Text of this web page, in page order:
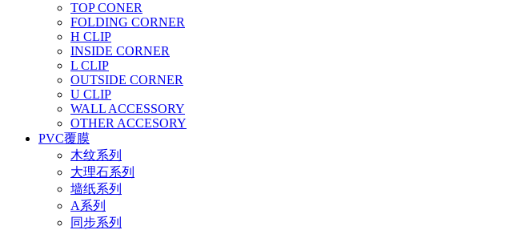
TOP CONER
FOLDING CORNER
H CLIP
INSIDE CORNER
L CLIP
OUTSIDE CORNER
U CLIP
WALL ACCESSORY
OTHER ACCESORY
PVC覆膜
木纹系列
大理石系列
墙纸系列
A系列
同步系列